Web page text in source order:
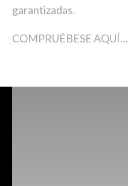
garantizadas.
COMPRUÉBESE AQUÍ…